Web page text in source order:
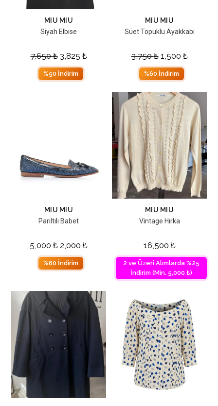
MIU MIU
Siyah Elbise
7,650₺ 3,825 ₺
%50 İndirim
MIU MIU
Süet Topuklu Ayakkabı
3,750₺ 1,500 ₺
%60 İndirim
MIU MIU
Parıltılı Babet
5,000₺ 2,000 ₺
%60 İndirim
MIU MIU
Vintage Hırka
16,500 ₺
2 ve Üzeri Alımlarda %25
İndirim (Min. 5,000 ₺)